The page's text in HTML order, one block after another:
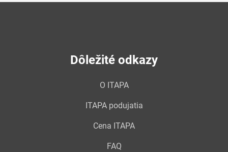
Dôležité odkazy
O ITAPA
ITAPA podujatia
Cena ITAPA
FAQ